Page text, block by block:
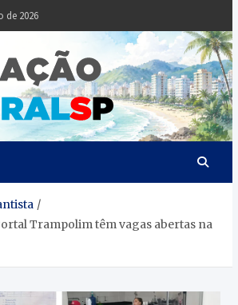
de 2026
Litoral
Notícias da
Baixada Santista
Trampolim têm vagas abertas na